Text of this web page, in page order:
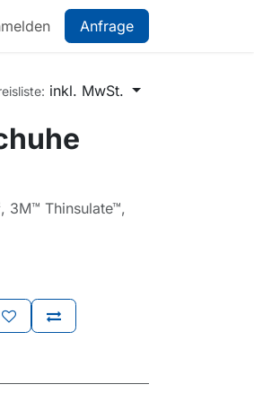
Anfrage
inkl. MwSt.
3M™ Thinsulate™,